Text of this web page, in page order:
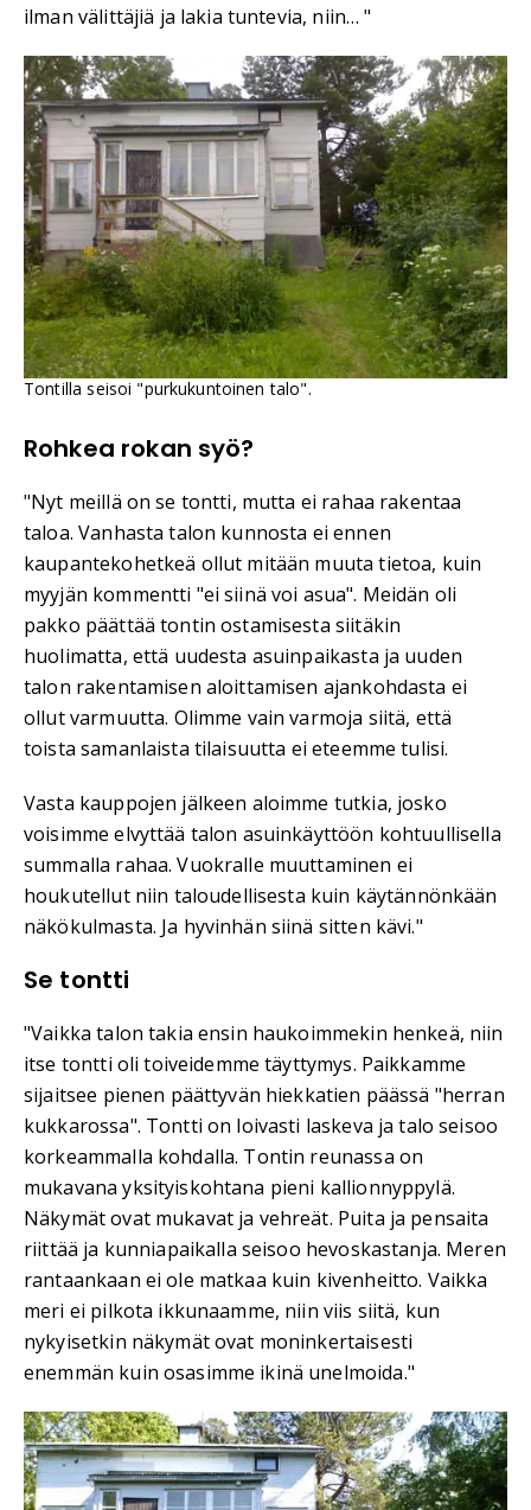
ilman välittäjiä ja lakia tuntevia, niin… "
Tontilla seisoi "purkukuntoinen talo".
Rohkea rokan syö?
"Nyt meillä on se tontti, mutta ei rahaa rakentaa
taloa. Vanhasta talon kunnosta ei ennen
kaupantekohetkeä ollut mitään muuta tietoa, kuin
myyjän kommentti "ei siinä voi asua". Meidän oli
pakko päättää tontin ostamisesta siitäkin
huolimatta, että uudesta asuinpaikasta ja uuden
talon rakentamisen aloittamisen ajankohdasta ei
ollut varmuutta. Olimme vain varmoja siitä, että
toista samanlaista tilaisuutta ei eteemme tulisi.
Vasta kauppojen jälkeen aloimme tutkia, josko
voisimme elvyttää talon asuinkäyttöön kohtuullisella
summalla rahaa. Vuokralle muuttaminen ei
houkutellut niin taloudellisesta kuin käytännönkään
näkökulmasta. Ja hyvinhän siinä sitten kävi."
Se tontti
"Vaikka talon takia ensin haukoimmekin henkeä, niin
itse tontti oli toiveidemme täyttymys. Paikkamme
sijaitsee pienen päättyvän hiekkatien päässä "herran
kukkarossa". Tontti on loivasti laskeva ja talo seisoo
korkeammalla kohdalla. Tontin reunassa on
mukavana yksityiskohtana pieni kallionnyppylä.
Näkymät ovat mukavat ja vehreät. Puita ja pensaita
riittää ja kunniapaikalla seisoo hevoskastanja. Meren
rantaankaan ei ole matkaa kuin kivenheitto. Vaikka
meri ei pilkota ikkunaamme, niin viis siitä, kun
nykyisetkin näkymät ovat moninkertaisesti
enemmän kuin osasimme ikinä unelmoida."